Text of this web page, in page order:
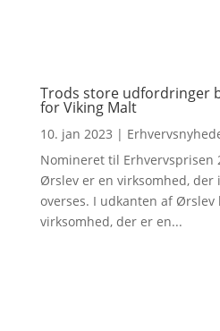
Trods store udfordringer
for Viking Malt
10. jan 2023 |
Nomineret til Erhvervsprisen
Ørslev er en virksomhed, der
overses. I udkanten af Ørslev
virksomhed, der er en...